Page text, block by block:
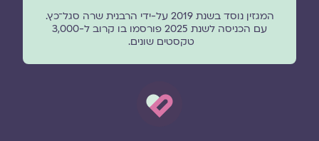
המגזין נוסד בשנת 2019 על-ידי הרבנית שרה סגל־כץ.
עם הכניסה לשנת 2025 פורסמו בו קרוב ל-3,000
טקסטים שונים.